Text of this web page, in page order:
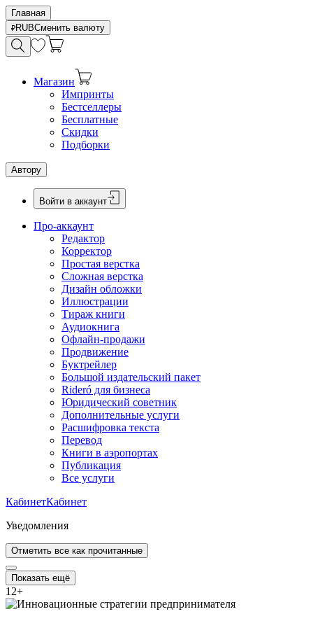
Главная
RUBСменить валюту
Магазин
Импринты
Бестселлеры
Бесплатные
Скидки
Подборки
Автору
Войти в аккаунт
Про-аккаунт
Редактор
Корректор
Простая верстка
Сложная верстка
Дизайн обложки
Иллюстрации
Тираж книги
Аудиокнига
Офлайн-продажи
Продвижение
Буктрейлер
Большой издательский пакет
Rideró для бизнеса
Юридический советник
Дополнительные услуги
Расшифровка текста
Перевод
Книги в аэропортах
Публикация
Все услуги
КабинетКабинет
Уведомления
Отметить все как прочитанные
Показать ещё
12+